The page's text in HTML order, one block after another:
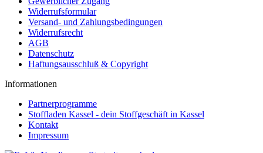
Widerrufsformular
Versand- und Zahlungsbedingungen
Widerrufsrecht
AGB
Datenschutz
Haftungsausschluß & Copyright
Informationen
Partnerprogramme
Stoffladen Kassel - dein Stoffgeschäft in Kassel
Kontakt
Impressum